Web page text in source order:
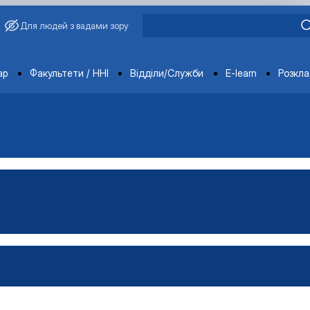
Для людей з вадами зору
Факультети / ННІ Відділи/Служби E-learn